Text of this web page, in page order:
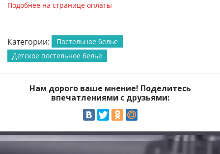
Подобнее на странице оплаты
Категории:
Постельное белье
Детское постельное белье
Нам дорого ваше мнение! Поделитесь
впечатлениями с друзьями: